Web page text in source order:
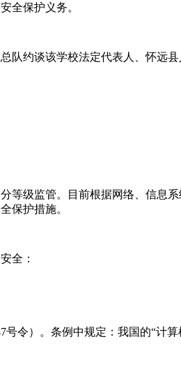
全保护义务。
队约谈该学校法定代表人、怀远
等级监管。目前根据网络、信息
保护措施。
全：
令）。条例中规定：我国的“计算